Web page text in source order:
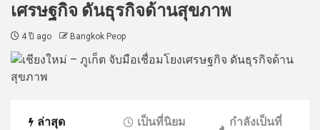
เศรษฐกิจ ดันธุรกิจด้านสุขภาพ
4 ปี ago Bangkok Peop
ล่าสุด เป็นที่นิยม
กำลังเป็นที่